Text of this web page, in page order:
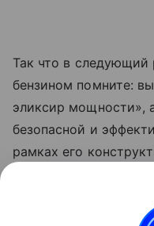
Так что в следующий
бензином помните: вы
эликсир мощности»,
безопасной и
рамках его
Выбирайте топливо с